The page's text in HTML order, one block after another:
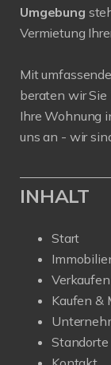
Umgebung
Vermietung
Mit
beraten wir Sie
Ihre Wohnung
uns an - wir
INHALT
Start
Kaufen &
Standorte